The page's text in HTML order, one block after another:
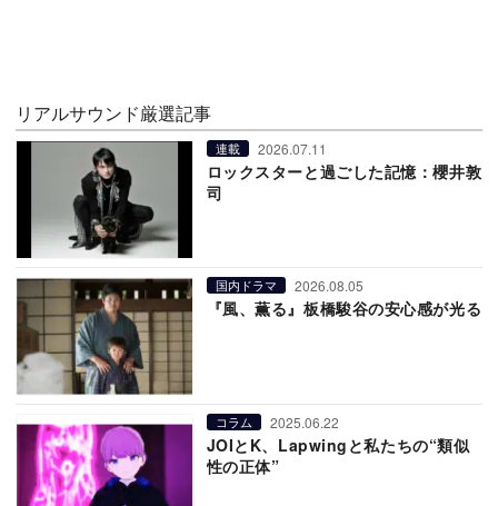
リアルサウンド厳選記事
連載 2026.07.11
ロックスターと過ごした記憶：櫻井敦
司
国内ドラマ 2026.08.05
『風、薫る』板橋駿谷の安心感が光る
コラム 2025.06.22
JOIとK、Lapwingと私たちの“類似
性の正体”